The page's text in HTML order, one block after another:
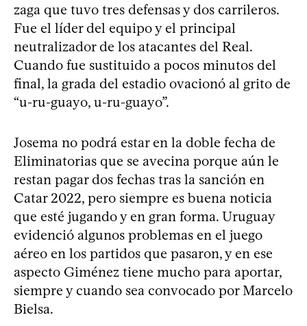
zaga que tuvo tres defensas y dos carrileros.
Fue el líder del equipo y el principal
neutralizador de los atacantes del Real.
Cuando fue sustituido a pocos minutos del
final, la grada del estadio ovacionó al grito de
“u-ru-guayo, u-ru-guayo”.
Josema no podrá estar en la doble fecha de
Eliminatorias que se avecina porque aún le
restan pagar dos fechas tras la sanción en
Catar 2022, pero siempre es buena noticia
que esté jugando y en gran forma. Uruguay
evidenció algunos problemas en el juego
aéreo en los partidos que pasaron, y en ese
aspecto Giménez tiene mucho para aportar,
siempre y cuando sea convocado por Marcelo
Bielsa.